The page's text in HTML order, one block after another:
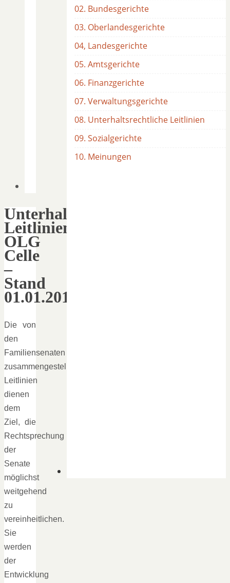
Unterhaltsrechtliche
Leitlinien
OLG
Celle
–
Stand
01.01.2016
Die von
den
Familiensenaten
zusammengestellten
Leitlinien
dienen
dem
Ziel, die
Rechtsprechung
der
Senate
möglichst
weitgehend
zu
vereinheitlichen.
Sie
werden
der
Entwicklung
02. Bundesgerichte
03. Oberlandesgerichte
04, Landesgerichte
05. Amtsgerichte
06. Finanzgerichte
07. Verwaltungsgerichte
08. Unterhaltsrechtliche Leitlinien
09. Sozialgerichte
10. Meinungen